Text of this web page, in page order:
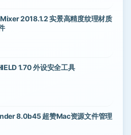
2018.1.2 实景高精度纹理材质
1.70 外设安全工具
8.0b45 超赞Mac资源文件管理